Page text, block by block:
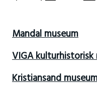
Mandal museum
VIGA kulturhistorisk
Kristiansand